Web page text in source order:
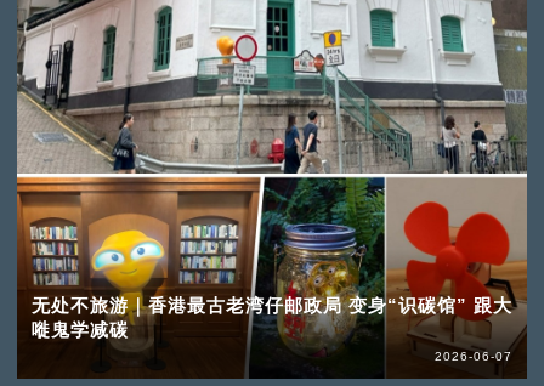
无处不旅游｜香港最古老湾仔邮政局 变身“识碳馆” 跟大
嘥鬼学减碳
2026-06-07